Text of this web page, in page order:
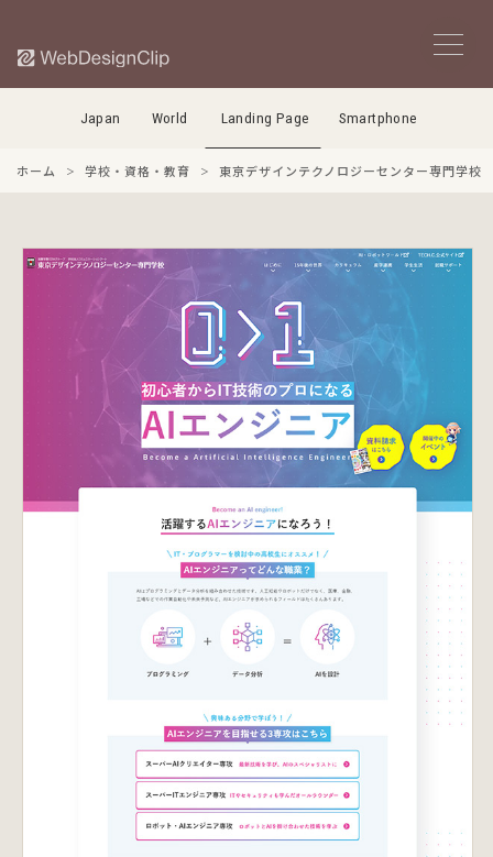
Japan World Landing Page Smartphone
ホーム 学校・資格・教育 東京デザインテクノロジーセンター専門学校